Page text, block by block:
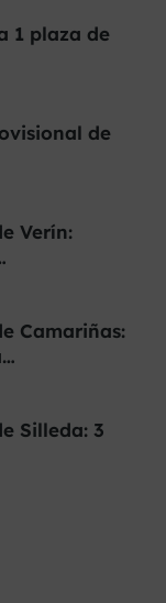
1 plaza de
de
Verín:
Camariñas:
Silleda: 3